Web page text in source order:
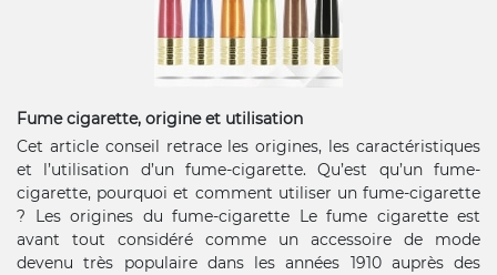
Fume cigarette, origine et utilisation
Cet article conseil retrace les origines, les caractéristiques
et l’utilisation d’un fume-cigarette. Qu’est qu’un fume-
cigarette, pourquoi et comment utiliser un fume-cigarette
? Les origines du fume-cigarette Le fume cigarette est
avant tout considéré comme un accessoire de mode
devenu très populaire dans les années 1910 auprès des